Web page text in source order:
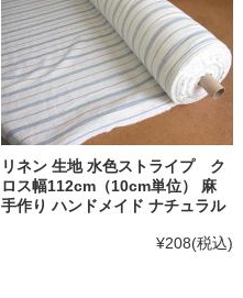
リネン 生地 水色ストライプ ク
ロス幅112cm（10cm単位） 麻
手作り ハンドメイド ナチュラル
¥208(税込)